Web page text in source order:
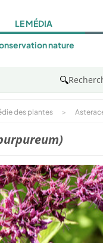
LE MÉDIA
nature
🔍
des plantes >